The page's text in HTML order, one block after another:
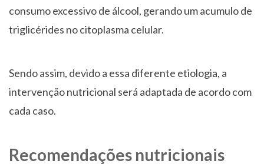
consumo excessivo de álcool, gerando um acumulo de
triglicérides no citoplasma celular.
Sendo assim, devido a essa diferente etiologia, a
intervenção nutricional será adaptada de acordo com
cada caso.
Recomendações nutricionais